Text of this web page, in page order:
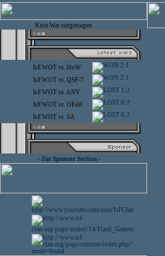
Kein War eingetragen
IsF.WOT vs. HoW 2:1
IsF.WOT vs. QSF-7 2:1
IsF.WOT vs.ANV 1:2
IsF.WOT vs. OFaH 0:2
IsF.WOT vs. SA 0:2
- Zur Sponsor Section -